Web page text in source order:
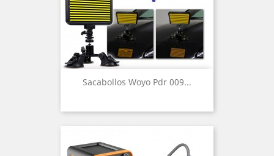
Sacabollos Woyo Pdr 009...